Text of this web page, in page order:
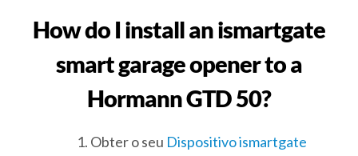
How do I install an ismartgate
smart garage opener to a
Hormann GTD 50?
Obter o seu Dispositivo ismartgate